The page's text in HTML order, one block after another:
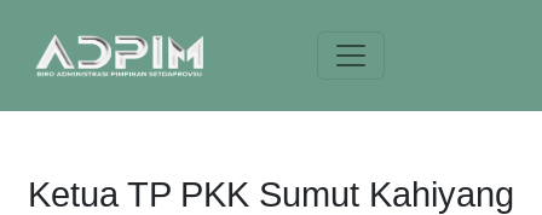
Ketua TP PKK Sumut Kahiyang